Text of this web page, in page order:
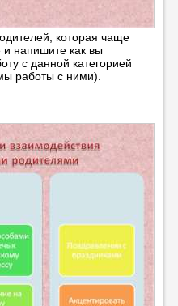
которая чаще
и напишите как вы
с данной категорией
работы с ними).